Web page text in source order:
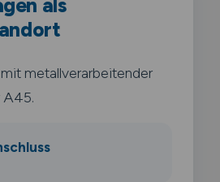
als
metallverarbeitender
A45.